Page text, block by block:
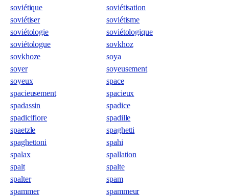
soviétique
soviétisation
soviétiser
soviétisme
soviétologie
soviétologique
soviétologue
sovkhoz
sovkhoze
soya
soyer
soyeusement
soyeux
space
spacieusement
spacieux
spadassin
spadice
spadiciflore
spadille
spaetzle
spaghetti
spaghettoni
spahi
spalax
spallation
spalt
spalte
spalter
spam
spammer
spammeur